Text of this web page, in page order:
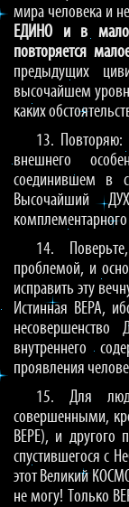
мира человека и
ЕДИНО и в
повторяется
предыдущих
высочайшем
каких
13. Повторяю:
внешнего
соединившем в
Высочайший
комплементарного
14.
проблемой, и
исправить эту
Истинная ВЕРА,
несовершенство
внутреннего
проявления
15. Для
совершенными,
ВЕРЕ), и другого
спустившегося с
этот Великий
не могу! Только